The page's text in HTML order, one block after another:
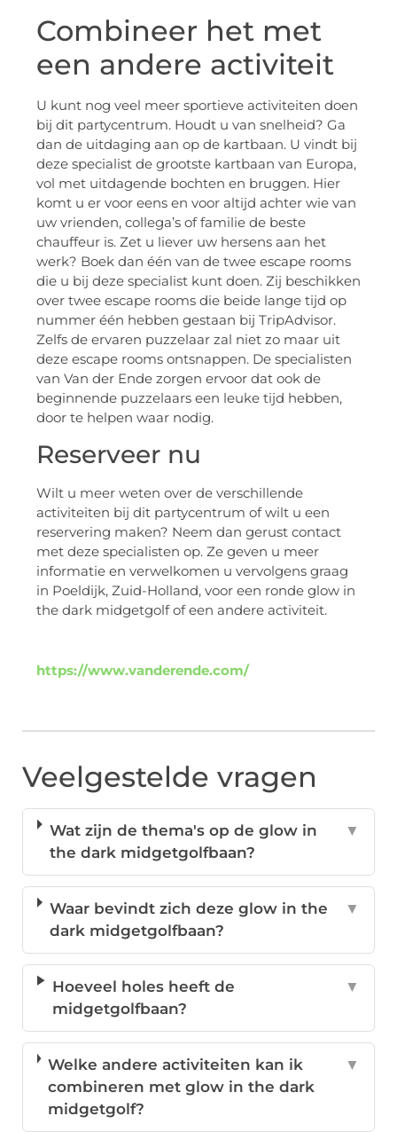
Combineer het met
een andere activiteit
U kunt nog veel meer sportieve activiteiten doen
bij dit partycentrum. Houdt u van snelheid? Ga
dan de uitdaging aan op de kartbaan. U vindt bij
deze specialist de grootste kartbaan van Europa,
vol met uitdagende bochten en bruggen. Hier
komt u er voor eens en voor altijd achter wie van
uw vrienden, collega’s of familie de beste
chauffeur is. Zet u liever uw hersens aan het
werk? Boek dan één van de twee escape rooms
die u bij deze specialist kunt doen. Zij beschikken
over twee escape rooms die beide lange tijd op
nummer één hebben gestaan bij TripAdvisor.
Zelfs de ervaren puzzelaar zal niet zo maar uit
deze escape rooms ontsnappen. De specialisten
van Van der Ende zorgen ervoor dat ook de
beginnende puzzelaars een leuke tijd hebben,
door te helpen waar nodig.
Reserveer nu
Wilt u meer weten over de verschillende
activiteiten bij dit partycentrum of wilt u een
reservering maken? Neem dan gerust contact
met deze specialisten op. Ze geven u meer
informatie en verwelkomen u vervolgens graag
in Poeldijk, Zuid-Holland, voor een ronde glow in
the dark midgetgolf of een andere activiteit.
https://www.vanderende.com/
Veelgestelde vragen
Wat zijn de thema's op de glow in
the dark midgetgolfbaan?
▼
Waar bevindt zich deze glow in the
dark midgetgolfbaan?
▼
Hoeveel holes heeft de
midgetgolfbaan?
▼
Welke andere activiteiten kan ik
combineren met glow in the dark
midgetgolf?
▼